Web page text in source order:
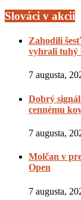
Slováci v akcii
Zahodili
vyhrali tuhý
7 augusta,
Dobrý
cennému
7 augusta,
Molčan v
Open
7 augusta,